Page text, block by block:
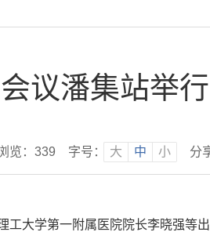
议潘集站举行
览： 339 字号： 大 中 小 分
大学第一附属医院院长李晓强等出